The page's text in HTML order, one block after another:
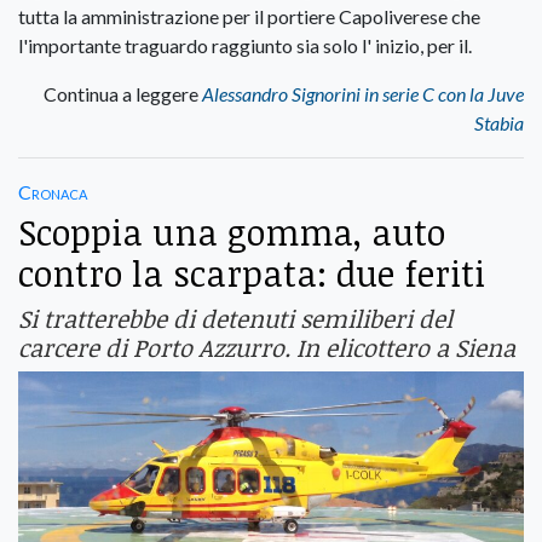
tutta la amministrazione per il portiere Capoliverese che
l'importante traguardo raggiunto sia solo l' inizio, per il.
Continua a leggereAlessandro Signorini in serie C con la Juve
Stabia
Cronaca
Scoppia una gomma, auto
contro la scarpata: due feriti
Si tratterebbe di detenuti semiliberi del
carcere di Porto Azzurro. In elicottero a Siena